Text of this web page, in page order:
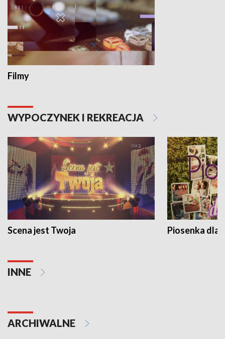
Filmy
WYPOCZYNEK I REKREACJA
Scena jest Twoja Piosenka dla
INNE
ARCHIWALNE